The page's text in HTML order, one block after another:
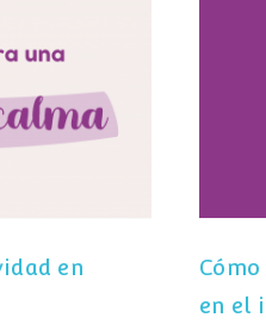
en
en
en el